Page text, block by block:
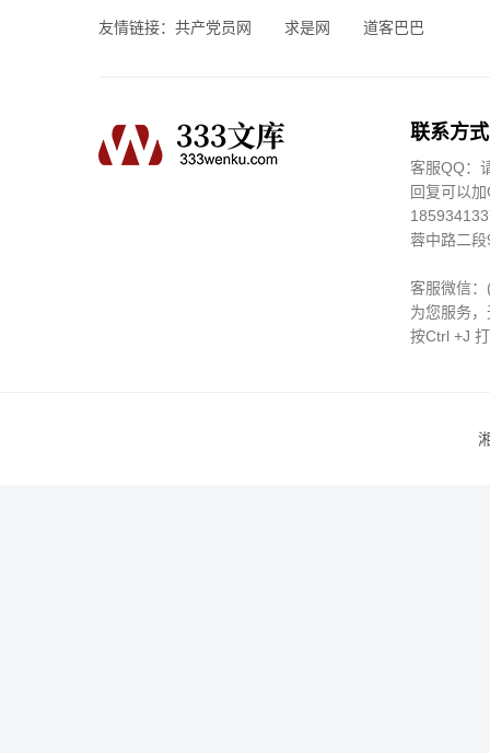
友情链接： 共产党员网 求是网 道客巴巴
联系方式
客服QQ：
回复可以
蓉中路二
客服微信
为您服务
按Ctrl +J